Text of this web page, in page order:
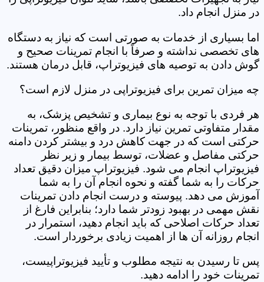
در منزل انجام داد.
اما بسیاری از خدمات به صورتی است که نیاز به دستگاه
های تخصصی نداشته و صرفاً با انجام تمرینات صحیح و
گوش دادن به توصیه های فیزیوتراپ، قابل درمان هستند.
چه میزان تمرین برای فیزیوتراپی در منزل لازم است؟
هر فردی با توجه به نوع بیماری و تشخیص پزشک، به
مقدار متفاوتی تمرین نیاز دارد. در واقع منظور، تمرینات
حرکتی است که در جهت کاهش درد و بیشتر کردن دامنه
حرکتی مفاصل و عضلات، توسط بیمار و زیر نظر
فیزیوتراپ انجام می شود. فیزیوتراپ میزان دقیق تعداد
حرکات را به شما گفته و نحوه انجام آن را به شما
آموزش می دهد. پیوسته و درست انجام دادن تمرینات
نقش مهمی در بهبود زودتر شما دارد؛ بنابراین فارغ از
تعداد حرکات اصلاحی که باید انجام دهید، استمرار در
انجام روزانه آن ها از اهمیت زیادی برخوردار است.
پس تا رسیدن به نتیجه مطلوب و تأیید فیزیوتراپیست،
تمرینات خود را ادامه دهید.